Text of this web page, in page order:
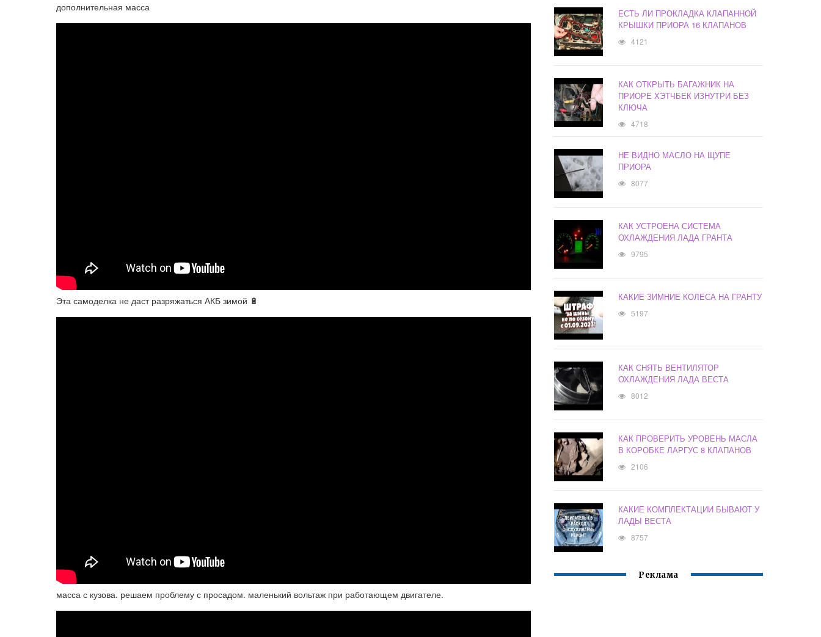
дополнительная масса
Эта самоделка не даст разряжаться АКБ зимой 🔋
масса с кузова. решаем проблему с просадом. маленький вольтаж при работающем двигателе.
ЕСТЬ ЛИ ПРОКЛАДКА КЛАПАННОЙ
КРЫШКИ ПРИОРА 16 КЛАПАНОВ
4121
КАК ОТКРЫТЬ БАГАЖНИК НА
ПРИОРЕ ХЭТЧБЕК ИЗНУТРИ БЕЗ
КЛЮЧА
4718
НЕ ВИДНО МАСЛО НА ЩУПЕ
ПРИОРА
8077
КАК УСТРОЕНА СИСТЕМА
ОХЛАЖДЕНИЯ ЛАДА ГРАНТА
9795
КАКИЕ ЗИМНИЕ КОЛЕСА НА ГРАНТУ
5197
КАК СНЯТЬ ВЕНТИЛЯТОР
ОХЛАЖДЕНИЯ ЛАДА ВЕСТА
8012
КАК ПРОВЕРИТЬ УРОВЕНЬ МАСЛА
В КОРОБКЕ ЛАРГУС 8 КЛАПАНОВ
2106
КАКИЕ КОМПЛЕКТАЦИИ БЫВАЮТ У
ЛАДЫ ВЕСТА
8757
Реклама